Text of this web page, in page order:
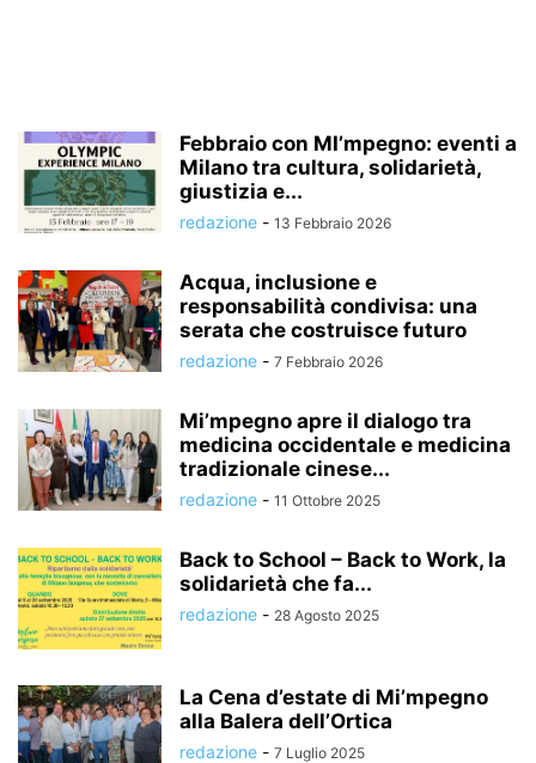
Febbraio con MI’mpegno: eventi a
Milano tra cultura, solidarietà,
giustizia e...
redazione - 13 Febbraio 2026
Acqua, inclusione e
responsabilità condivisa: una
serata che costruisce futuro
redazione - 7 Febbraio 2026
Mi’mpegno apre il dialogo tra
medicina occidentale e medicina
tradizionale cinese...
redazione - 11 Ottobre 2025
Back to School – Back to Work, la
solidarietà che fa...
redazione - 28 Agosto 2025
La Cena d’estate di Mi’mpegno
alla Balera dell’Ortica
redazione - 7 Luglio 2025